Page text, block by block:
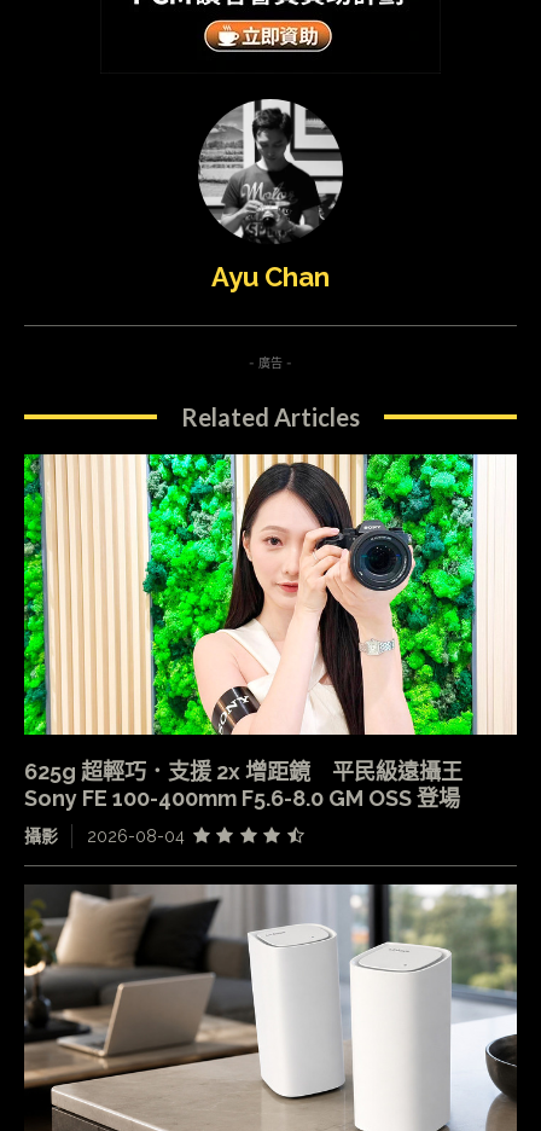
Ayu Chan
- 廣告 -
Related Articles
625g 超輕巧．支援 2x 增距鏡 平民級遠攝王
Sony FE 100-400mm F5.6-8.0 GM OSS 登場
攝影 2026-08-04